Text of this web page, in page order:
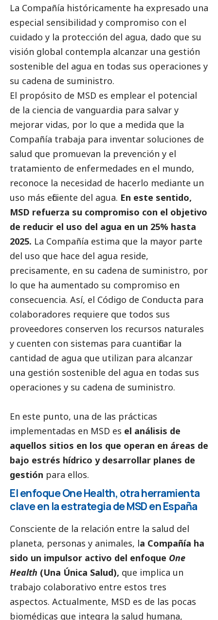
La Compañía históricamente ha expresado una
especial sensibilidad y compromiso con el
cuidado y la protección del agua, dado que su
visión global contempla alcanzar una gestión
sostenible del agua en todas sus operaciones y
su cadena de suministro.
El propósito de MSD es emplear el potencial
de la ciencia de vanguardia para salvar y
mejorar vidas, por lo que a medida que la
Compañía trabaja para inventar soluciones de
salud que promuevan la prevención y el
tratamiento de enfermedades en el mundo,
reconoce la necesidad de hacerlo mediante un
uso más eficiente del agua. En este sentido,
MSD refuerza su compromiso con el objetivo
de reducir el uso del agua en un 25% hasta
2025. La Compañía estima que la mayor parte
del uso que hace del agua reside,
precisamente, en su cadena de suministro, por
lo que ha aumentado su compromiso en
consecuencia. Así, el Código de Conducta para
colaboradores requiere que todos sus
proveedores conserven los recursos naturales
y cuenten con sistemas para cuantificar la
cantidad de agua que utilizan para alcanzar
una gestión sostenible del agua en todas sus
operaciones y su cadena de suministro.
En este punto, una de las prácticas
implementadas en MSD es el análisis de
aquellos sitios en los que operan en áreas de
bajo estrés hídrico y desarrollar planes de
gestión para ellos.
El enfoque One Health, otra herramienta
clave en la estrategia de MSD en España
Consciente de la relación entre la salud del
planeta, personas y animales, la Compañía ha
sido un impulsor activo del enfoque One
Health (Una Única Salud), que implica un
trabajo colaborativo entre estos tres
aspectos. Actualmente, MSD es de las pocas
biomédicas que integra la salud humana,